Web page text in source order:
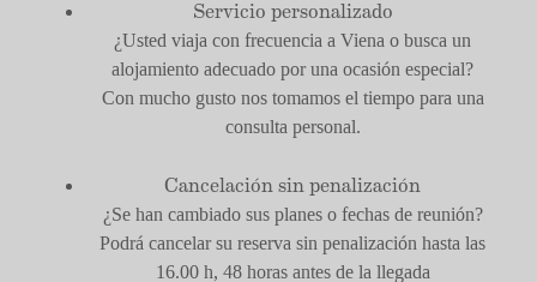
Servicio personalizado
¿Usted viaja con frecuencia a Viena o busca un
alojamiento adecuado por una ocasión especial?
Con mucho gusto nos tomamos el tiempo para una
consulta personal.
Cancelación sin penalización
¿Se han cambiado sus planes o fechas de reunión?
Podrá cancelar su reserva sin penalización hasta las
16.00 h, 48 horas antes de la llegada